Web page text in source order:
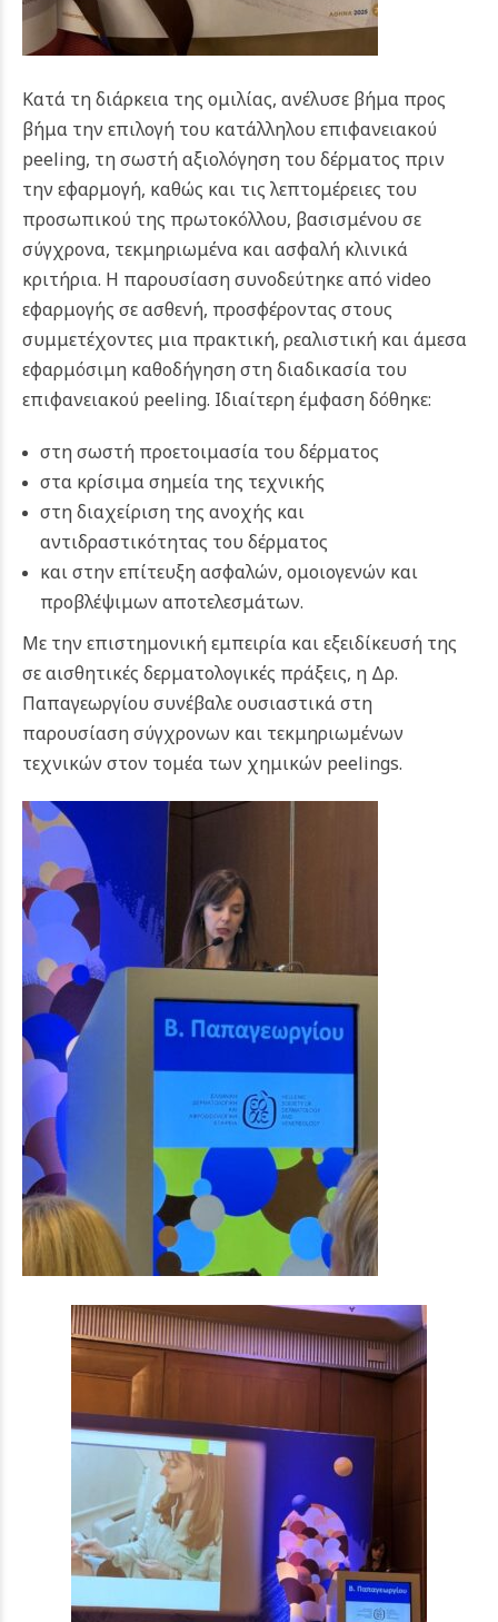
Κατά τη διάρκεια της ομιλίας, ανέλυσε βήμα προς
βήμα την επιλογή του κατάλληλου επιφανειακού
peeling, τη σωστή αξιολόγηση του δέρματος πριν
την εφαρμογή, καθώς και τις λεπτομέρειες του
προσωπικού της πρωτοκόλλου, βασισμένου σε
σύγχρονα, τεκμηριωμένα και ασφαλή κλινικά
κριτήρια. Η παρουσίαση συνοδεύτηκε από video
εφαρμογής σε ασθενή, προσφέροντας στους
συμμετέχοντες μια πρακτική, ρεαλιστική και άμεσα
εφαρμόσιμη καθοδήγηση στη διαδικασία του
επιφανειακού peeling. Ιδιαίτερη έμφαση δόθηκε:
στη σωστή προετοιμασία του δέρματος
στα κρίσιμα σημεία της τεχνικής
στη διαχείριση της ανοχής και
αντιδραστικότητας του δέρματος
και στην επίτευξη ασφαλών, ομοιογενών και
προβλέψιμων αποτελεσμάτων.
Με την επιστημονική εμπειρία και εξειδίκευσή της
σε αισθητικές δερματολογικές πράξεις, η Δρ.
Παπαγεωργίου συνέβαλε ουσιαστικά στη
παρουσίαση σύγχρονων και τεκμηριωμένων
τεχνικών στον τομέα των χημικών peelings.